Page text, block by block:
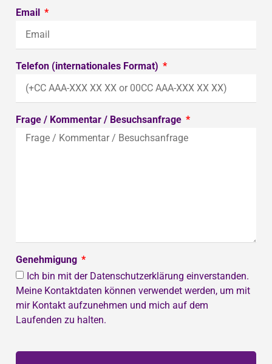
Email
Telefon (internationales Format)
Frage / Kommentar / Besuchsanfrage
Genehmigung
Ich bin mit der Datenschutzerklärung einverstanden.
Meine Kontaktdaten können verwendet werden, um mit
mir Kontakt aufzunehmen und mich auf dem
Laufenden zu halten.